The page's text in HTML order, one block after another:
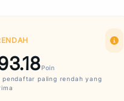
Poin
pendaftar paling rendah yang